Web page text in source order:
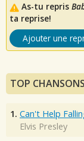
As-tu repris
ta reprise!
Ajouter une
TOP
1. Can't Help
Elvis Presley